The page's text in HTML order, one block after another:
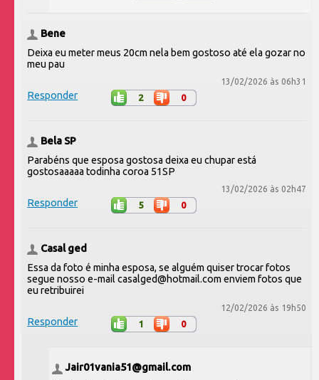
Bene
Deixa eu meter meus 20cm nela bem gostoso até ela gozar no
meu pau
13/02/2026 às 06h31
Responder 2 0
Bela SP
Parabéns que esposa gostosa deixa eu chupar está
gostosaaaaa todinha coroa 51SP
13/02/2026 às 02h47
Responder 5 0
Casal ged
Essa da foto é minha esposa, se alguém quiser trocar fotos
segue nosso e-mail casalged@hotmail.com enviem fotos que
eu retribuirei
12/02/2026 às 19h50
Responder 1 0
Jair01vania51@gmail.com